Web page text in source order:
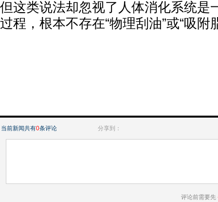
但这类说法却忽视了人体消化系统是
过程，根本不存在“物理刮油”或“吸附
当前新闻共有0条评论 分享到：
评论前需要先